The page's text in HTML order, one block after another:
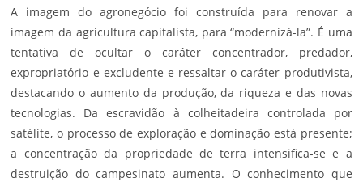
A imagem do agronegócio foi construída para renovar a
imagem da agricultura capitalista, para “modernizá-la”. É uma
tentativa de ocultar o caráter concentrador, predador,
expropriatório e excludente e ressaltar o caráter produtivista,
destacando o aumento da produção, da riqueza e das novas
tecnologias. Da escravidão à colheitadeira controlada por
satélite, o processo de exploração e dominação está presente;
a concentração da propriedade de terra intensifica-se e a
destruição do campesinato aumenta. O conhecimento que